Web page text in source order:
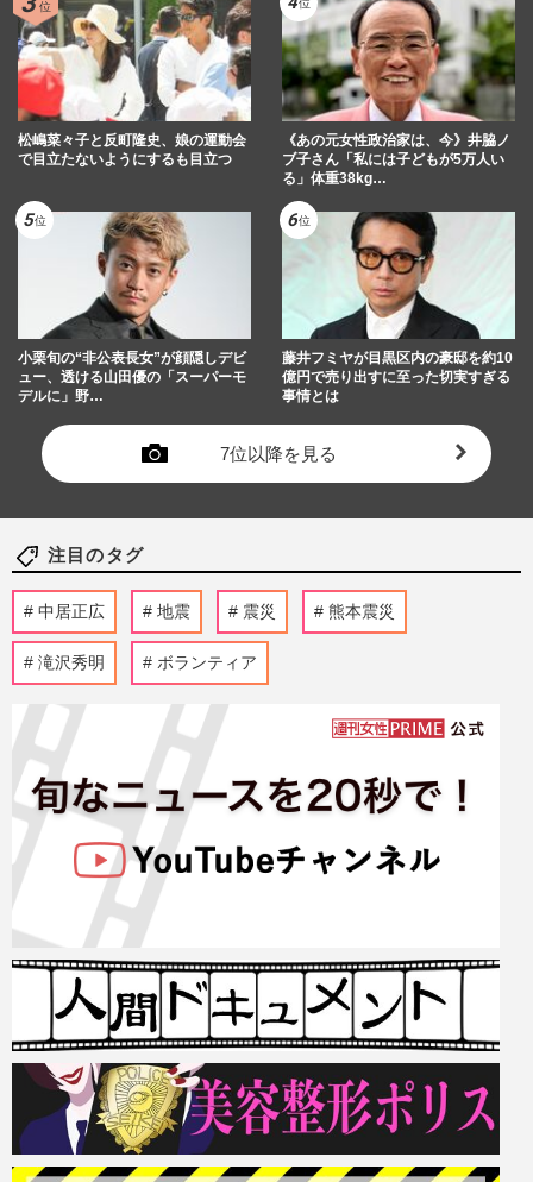
松嶋菜々子と反町隆史、娘の運動会
で目立たないようにするも目立つ
《あの元女性政治家は、今》井脇ノ
ブ子さん「私には子どもが5万人い
る」体重38kg…
小栗旬の“非公表長女”が顔隠しデビ
ュー、透ける山田優の「スーパーモ
デルに」野…
藤井フミヤが目黒区内の豪邸を約10
億円で売り出すに至った切実すぎる
事情とは
7位以降を見る
注目のタグ
中居正広 地震 震災 熊本震災
滝沢秀明 ボランティア